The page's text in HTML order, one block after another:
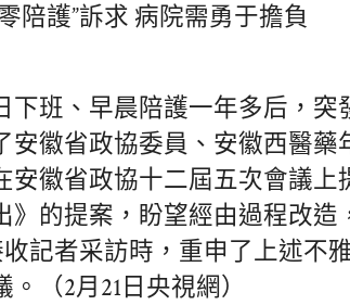
陪護”訴求 病院需勇于擔負
班、早晨陪護一年多后，突
安徽省政協委員、安徽西醫藥
安徽省政協十二屆五次會議上
》的提案，盼望經由過程改造
記者采訪時，重申了上述不
（2月21日央視網）